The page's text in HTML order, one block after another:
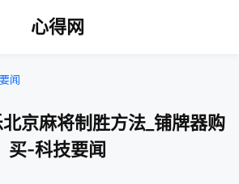
心得网
闻
京麻将制胜方法_铺牌器购
买-科技要闻